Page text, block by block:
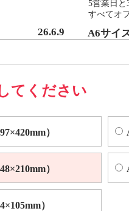
ター等によくある色ムラや汚
5営業日と
すべてオ
26.6.9 A6サイ
てください
）
）
）